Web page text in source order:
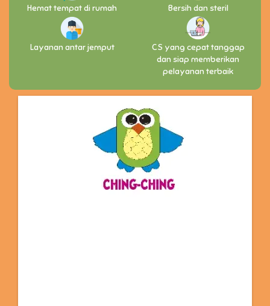
Hemat tempat di rumah Bersih dan steril
Layanan antar jemput
CS yang cepat tanggap
dan siap memberikan
pelayanan terbaik